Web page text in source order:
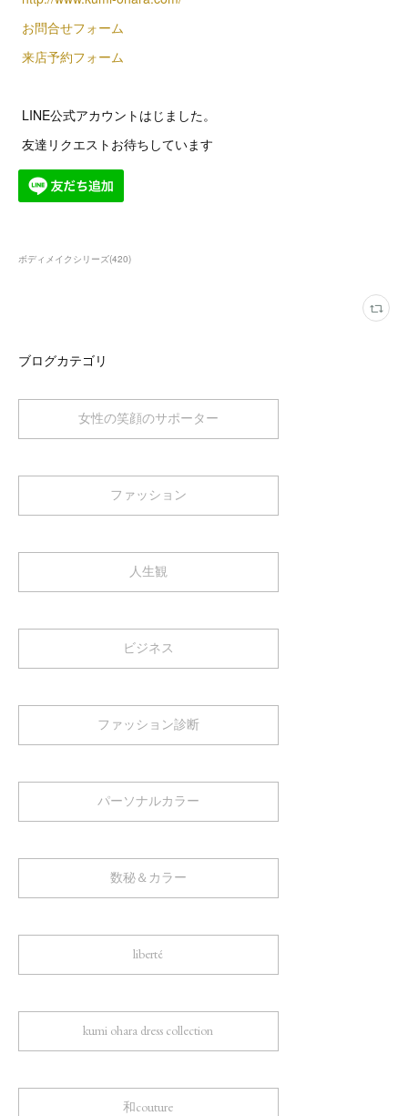
お問合せフォーム
来店予約フォーム
LINE公式アカウントはじました。
友達リクエストお待ちしています
ボディメイクシリーズ(420)
ブログカテゴリ
女性の笑顔のサポーター
ファッション
人生観
ビジネス
ファッション診断
パーソナルカラー
数秘＆カラー
liberté
kumi ohara dress collection
和couture